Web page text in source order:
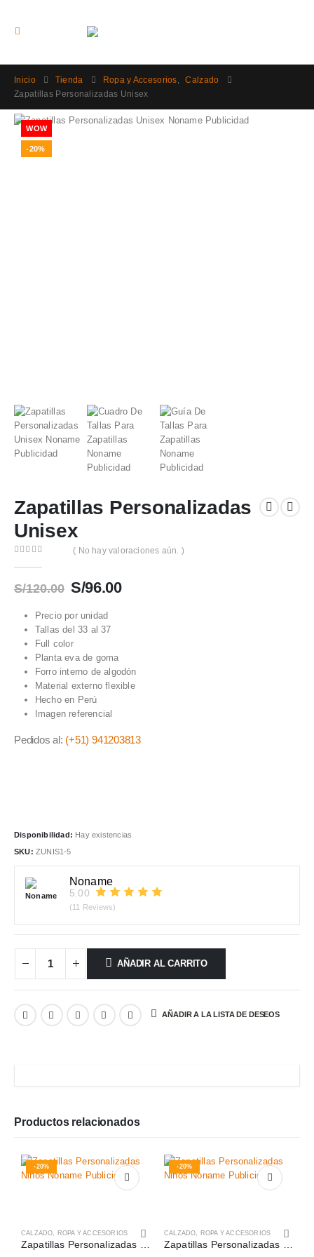
Inicio Tienda Ropa y Accesorios, Calzado
Zapatillas Personalizadas Unisex
WOW
-20%
Zapatillas Personalizadas
Unisex
( No hay valoraciones aún. )
S/120.00 El
original
era:
S/120.00.
S/96.00El
Precio por unidad
Tallas del 33 al 37
Full color
Planta eva de goma
Forro interno de algodón
Material externo flexible
Hecho en Perú
Imagen referencial
Pedidos al: (+51) 941203813
Disponibilidad: Hay existencias
SKU: ZUNIS1-5
Noname
5.00
(11 Reviews)
AÑADIR AL CARRITO
AÑADIR A LA LISTA DE DESEOS
Productos relacionados
-20%
CALZADO, ROPA Y ACCESORIOS
Zapatillas Personalizadas Niños, Niñas
-20%
CALZADO, ROPA Y ACCESORIOS
Zapatillas Personalizadas Niños, Niñas